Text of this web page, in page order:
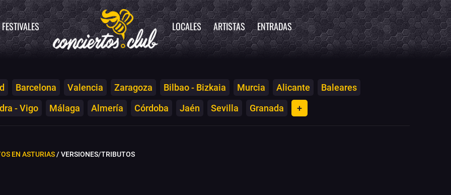
FESTIVALES LOCALES ARTISTAS ENTRADAS
Barcelona Valencia Zaragoza Bilbao - Bizkaia Murcia Alicante
Baleares
- Vigo
Málaga Almería Córdoba Jaén Sevilla Granada +
EN ASTURIAS/ VERSIONES/TRIBUTOS